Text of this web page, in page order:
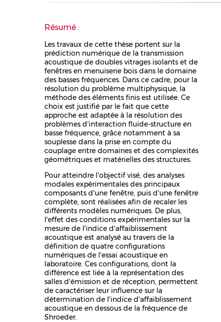
Résumé :
Les travaux de cette thèse portent sur la
prédiction numérique de la transmission
acoustique de doubles vitrages isolants et de
fenêtres en menuiserie bois dans le domaine
des basses fréquences. Dans ce cadre, pour la
résolution du problème multiphysique, la
méthode des éléments finis est utilisée. Ce
choix est justifié par le fait que cette
approche est adaptée à la résolution des
problèmes d'interaction fluide-structure en
basse fréquence, grâce notamment à sa
souplesse dans la prise en compte du
couplage entre domaines et des complexités
géométriques et matérielles des structures.
Pour atteindre l'objectif visé, des analyses
modales expérimentales des principaux
composants d'une fenêtre, puis d'une fenêtre
complète, sont réalisées afin de recaler les
différents modèles numériques. De plus,
l'effet des conditions expérimentales sur la
mesure de l'indice d'affaiblissement
acoustique est analysé au travers de la
définition de quatre configurations
numériques de l'essai acoustique en
laboratoire. Ces configurations, dont la
différence est liée à la représentation des
salles d'émission et de réception, permettent
de caractériser leur influence sur la
détermination de l'indice d'affaiblissement
acoustique en dessous de la fréquence de
Shroeder.